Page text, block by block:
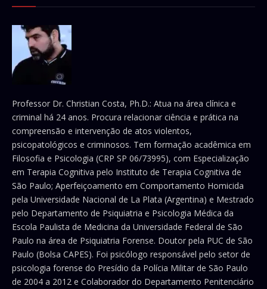
Professor Dr. Christian Costa, Ph.D.: Atua na área clínica e
criminal há 24 anos. Procura relacionar ciência e prática na
compreensão e intervenção de atos violentos,
psicopatológicos e criminosos. Tem formação acadêmica em
Filosofia e Psicologia (CRP SP 06/73995), com Especialização
em Terapia Cognitiva pelo Instituto de Terapia Cognitiva de
São Paulo; Aperfeiçoamento em Comportamento Homicida
pela Universidade Nacional de La Plata (Argentina) e Mestrado
pelo Departamento de Psiquiatria e Psicologia Médica da
Escola Paulista de Medicina da Universidade Federal de São
Paulo na área de Psiquiatria Forense. Doutor pela PUC de São
Paulo (Bolsa CAPES). Foi psicólogo responsável pelo setor de
psicologia forense do Presídio da Polícia Militar de São Paulo
de 2004 a 2012 e Colaborador do Departamento Penitenciário